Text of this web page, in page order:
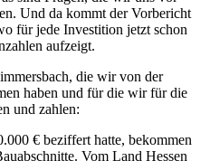
Und da kommt der Vorbericht
für jede Investition jetzt schon
aufzeigt.
die wir von der
haben und für die wir für die
und zahlen:
€ beziffert hatte, bekommen
Vom Land Hessen